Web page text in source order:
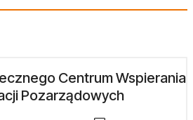
Centrum Wspierania
Pozarządowych